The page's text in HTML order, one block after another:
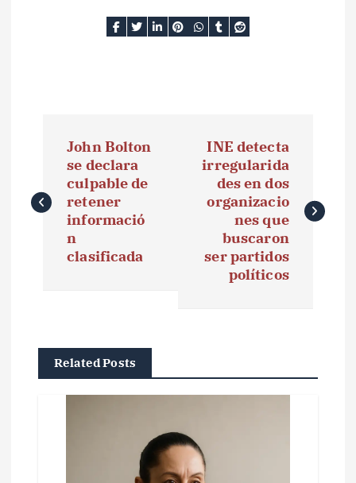
v
ó
John Bolton
se declara
culpable de
retener
informació
n
clasificada
INE detecta
irregularida
des en dos
organizacio
nes que
buscaron
ser partidos
políticos
Related Posts